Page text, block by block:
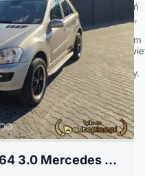
Mercedes-Benz ML W164 3.0 Mercedes 320 CDI 4MATIC • 2006 • Automat • Zarejestrowany w Polsce